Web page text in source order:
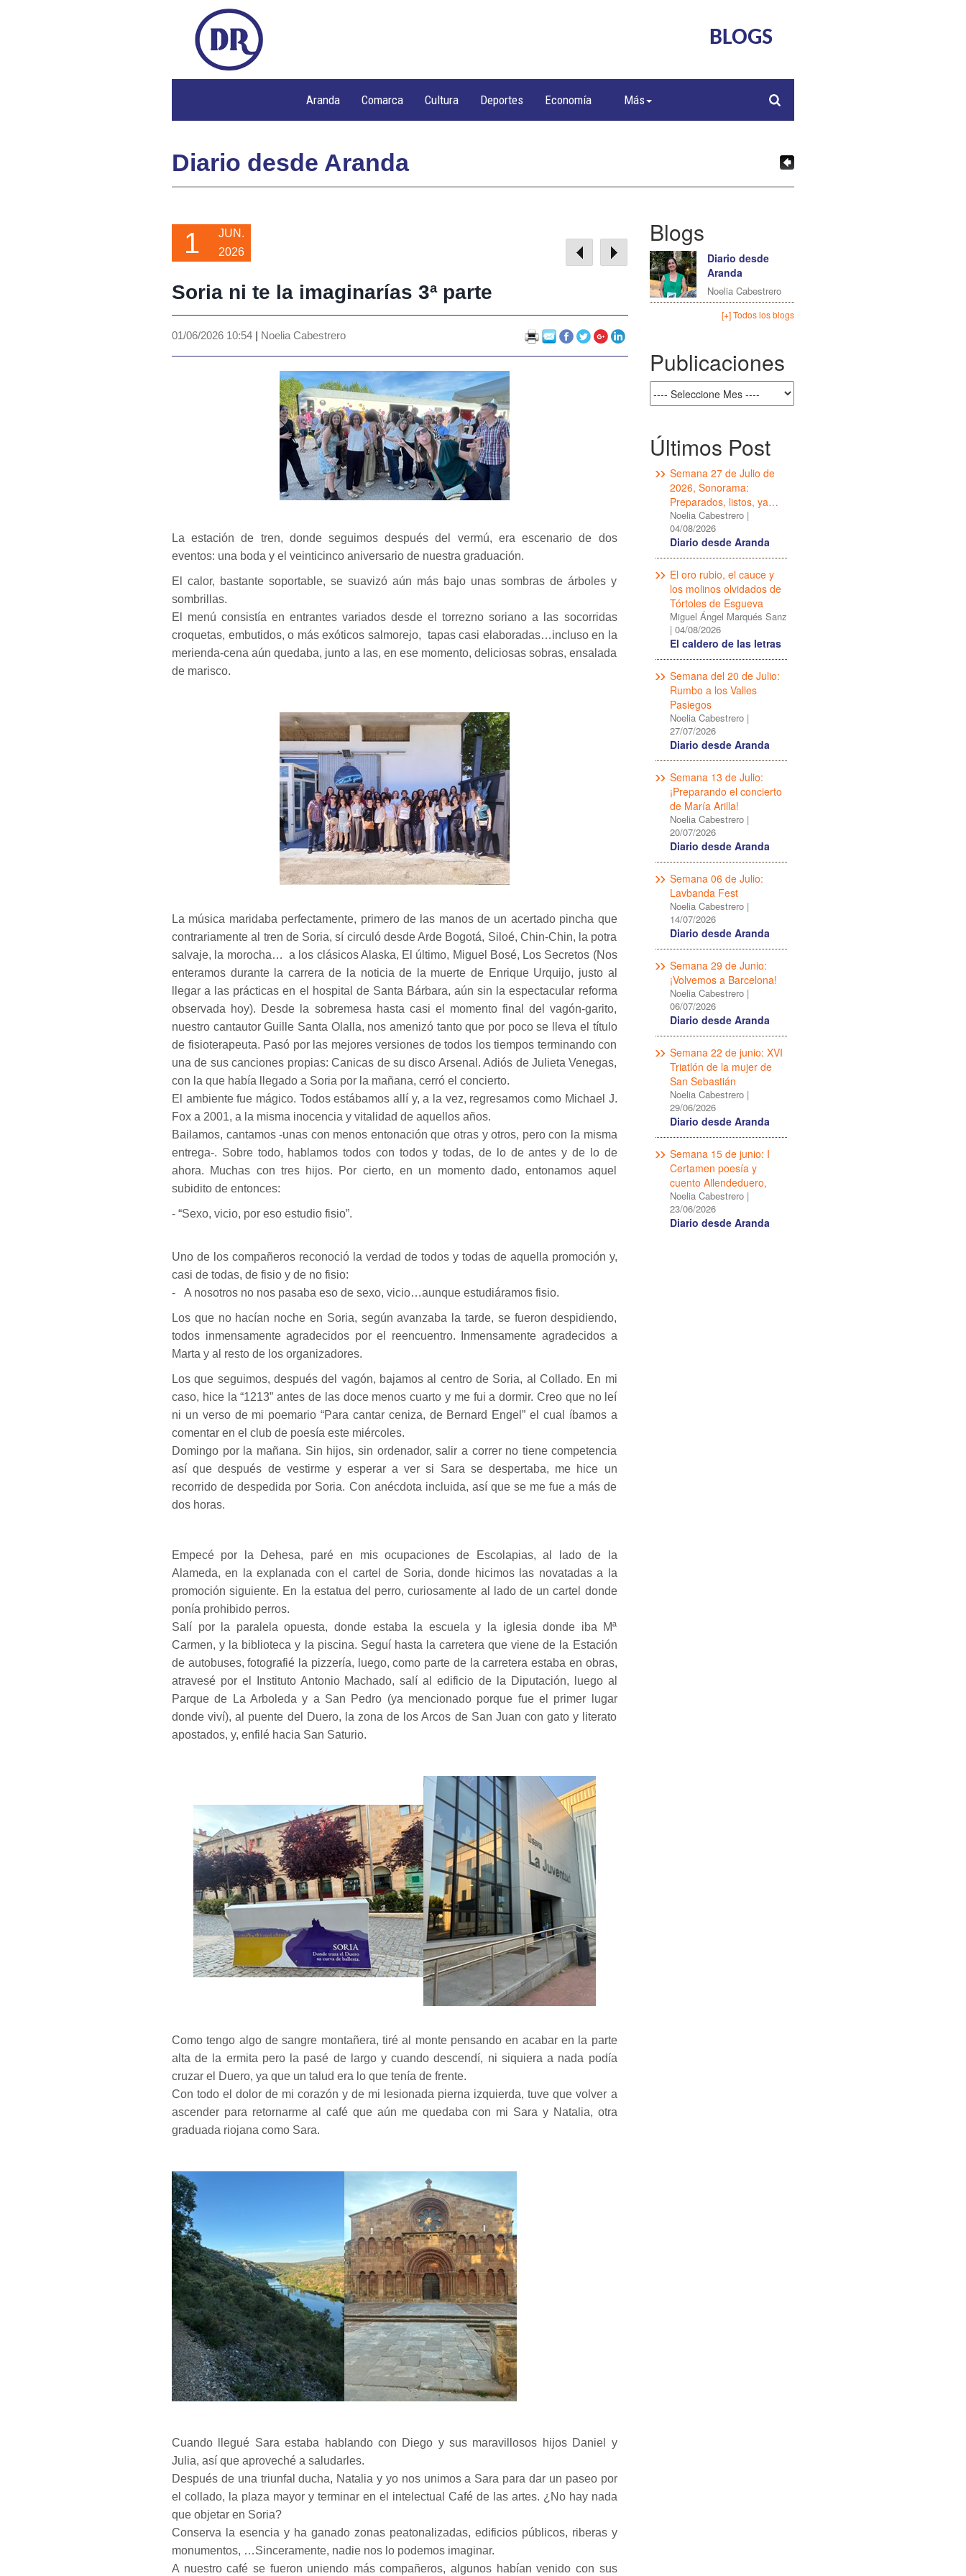
BLOGS
Aranda Comarca Cultura Deportes Economía Más
Diario desde Aranda
1
JUN.
2026
Soria ni te la imaginarías 3ª parte
01/06/2026 10:54 | Noelia Cabestrero
La estación de tren, donde seguimos después del vermú, era escenario de dos
eventos: una boda y el veinticinco aniversario de nuestra graduación.
El calor, bastante soportable, se suavizó aún más bajo unas sombras de árboles y
sombrillas.
El menú consistía en entrantes variados desde el torrezno soriano a las socorridas
croquetas, embutidos, o más exóticos salmorejo, tapas casi elaboradas…incluso en la
merienda-cena aún quedaba, junto a las, en ese momento, deliciosas sobras, ensalada
de marisco.
La música maridaba perfectamente, primero de las manos de un acertado pincha que
contrariamente al tren de Soria, sí circuló desde Arde Bogotá, Siloé, Chin-Chin, la potra
salvaje, la morocha… a los clásicos Alaska, El último, Miguel Bosé, Los Secretos (Nos
enteramos durante la carrera de la noticia de la muerte de Enrique Urquijo, justo al
llegar a las prácticas en el hospital de Santa Bárbara, aún sin la espectacular reforma
observada hoy). Desde la sobremesa hasta casi el momento final del vagón-garito,
nuestro cantautor Guille Santa Olalla, nos amenizó tanto que por poco se lleva el título
de fisioterapeuta. Pasó por las mejores versiones de todos los tiempos terminando con
una de sus canciones propias: Canicas de su disco Arsenal. Adiós de Julieta Venegas,
con la que había llegado a Soria por la mañana, cerró el concierto.
El ambiente fue mágico. Todos estábamos allí y, a la vez, regresamos como Michael J.
Fox a 2001, a la misma inocencia y vitalidad de aquellos años.
Bailamos, cantamos -unas con menos entonación que otras y otros, pero con la misma
entrega-. Sobre todo, hablamos todos con todos y todas, de lo de antes y de lo de
ahora. Muchas con tres hijos. Por cierto, en un momento dado, entonamos aquel
subidito de entonces:
- “Sexo, vicio, por eso estudio fisio”.
Uno de los compañeros reconoció la verdad de todos y todas de aquella promoción y,
casi de todas, de fisio y de no fisio:
- A nosotros no nos pasaba eso de sexo, vicio…aunque estudiáramos fisio.
Los que no hacían noche en Soria, según avanzaba la tarde, se fueron despidiendo,
todos inmensamente agradecidos por el reencuentro. Inmensamente agradecidos a
Marta y al resto de los organizadores.
Los que seguimos, después del vagón, bajamos al centro de Soria, al Collado. En mi
caso, hice la “1213” antes de las doce menos cuarto y me fui a dormir. Creo que no leí
ni un verso de mi poemario “Para cantar ceniza, de Bernard Engel” el cual íbamos a
comentar en el club de poesía este miércoles.
Domingo por la mañana. Sin hijos, sin ordenador, salir a correr no tiene competencia
así que después de vestirme y esperar a ver si Sara se despertaba, me hice un
recorrido de despedida por Soria. Con anécdota incluida, así que se me fue a más de
dos horas.
Empecé por la Dehesa, paré en mis ocupaciones de Escolapias, al lado de la
Alameda, en la explanada con el cartel de Soria, donde hicimos las novatadas a la
promoción siguiente. En la estatua del perro, curiosamente al lado de un cartel donde
ponía prohibido perros.
Salí por la paralela opuesta, donde estaba la escuela y la iglesia donde iba Mª
Carmen, y la biblioteca y la piscina. Seguí hasta la carretera que viene de la Estación
de autobuses, fotografié la pizzería, luego, como parte de la carretera estaba en obras,
atravesé por el Instituto Antonio Machado, salí al edificio de la Diputación, luego al
Parque de La Arboleda y a San Pedro (ya mencionado porque fue el primer lugar
donde viví), al puente del Duero, la zona de los Arcos de San Juan con gato y literato
apostados, y, enfilé hacia San Saturio.
Como tengo algo de sangre montañera, tiré al monte pensando en acabar en la parte
alta de la ermita pero la pasé de largo y cuando descendí, ni siquiera a nada podía
cruzar el Duero, ya que un talud era lo que tenía de frente.
Con todo el dolor de mi corazón y de mi lesionada pierna izquierda, tuve que volver a
ascender para retornarme al café que aún me quedaba con mi Sara y Natalia, otra
graduada riojana como Sara.
Cuando llegué Sara estaba hablando con Diego y sus maravillosos hijos Daniel y
Julia, así que aproveché a saludarles.
Después de una triunfal ducha, Natalia y yo nos unimos a Sara para dar un paseo por
el collado, la plaza mayor y terminar en el intelectual Café de las artes. ¿No hay nada
que objetar en Soria?
Conserva la esencia y ha ganado zonas peatonalizadas, edificios públicos, riberas y
monumentos, …Sinceramente, nadie nos lo podemos imaginar.
A nuestro café se fueron uniendo más compañeros, algunos habían venido con sus
Blogs
Diario desde
Aranda
Noelia Cabestrero
[+] Todos los blogs
Publicaciones
Últimos Post
Semana 27 de Julio de
2026, Sonorama:
Preparados, listos, ya…
Noelia Cabestrero|
04/08/2026
Diario desde Aranda
El oro rubio, el cauce y
los molinos olvidados de
Tórtoles de Esgueva
Miguel Ángel Marqués Sanz
| 04/08/2026
El caldero de las letras
Semana del 20 de Julio:
Rumbo a los Valles
Pasiegos
Noelia Cabestrero|
27/07/2026
Diario desde Aranda
Semana 13 de Julio:
¡Preparando el concierto
de María Arilla!
Noelia Cabestrero|
20/07/2026
Diario desde Aranda
Semana 06 de Julio:
Lavbanda Fest
Noelia Cabestrero|
14/07/2026
Diario desde Aranda
Semana 29 de Junio:
¡Volvemos a Barcelona!
Noelia Cabestrero|
06/07/2026
Diario desde Aranda
Semana 22 de junio: XVI
Triatlón de la mujer de
San Sebastián
Noelia Cabestrero|
29/06/2026
Diario desde Aranda
Semana 15 de junio: I
Certamen poesía y
cuento Allendeduero,
Noelia Cabestrero|
23/06/2026
Diario desde Aranda